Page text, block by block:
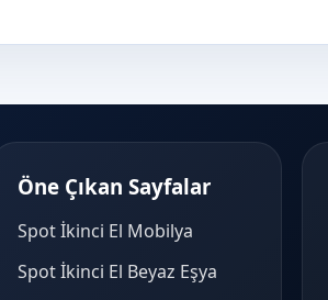
Öne Çıkan Sayfalar
Spot İkinci El Mobilya
Spot İkinci El Beyaz Eşya